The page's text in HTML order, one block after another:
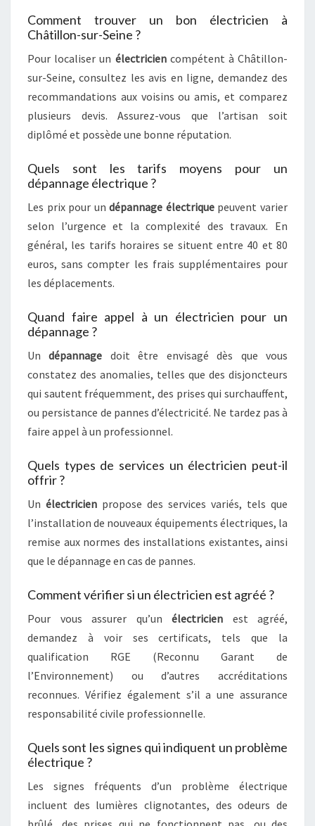
Comment trouver un bon électricien à
Châtillon-sur-Seine ?
Pour localiser un électriciencompétent à Châtillon-
sur-Seine, consultez les avis en ligne, demandez des
recommandations aux voisins ou amis, et comparez
plusieurs devis. Assurez-vous que l’artisan soit
diplômé et possède une bonne réputation.
Quels sont les tarifs moyens pour un
dépannage électrique ?
Les prix pour undépannage électriquepeuvent varier
selon l’urgence et la complexité des travaux. En
général, les tarifs horaires se situent entre 40 et 80
euros, sans compter les frais supplémentaires pour
les déplacements.
Quand faire appel à un électricien pour un
dépannage ?
Undépannage doit être envisagé dès que vous
constatez des anomalies, telles que des disjoncteurs
qui sautent fréquemment, des prises qui surchauffent,
ou persistance de pannes d’électricité. Ne tardez pas à
faire appel à un professionnel.
Quels types de services un électricien peut-il
offrir ?
Un électricien propose des services variés, tels que
l’installation de nouveaux équipements électriques, la
remise aux normes des installations existantes, ainsi
que le dépannage en cas de pannes.
Comment vérifier si un électricien est agréé ?
Pour vous assurer qu’un électricien est agréé,
demandez à voir ses certificats, tels que la
qualification RGE (Reconnu Garant de
l’Environnement) ou d’autres accréditations
reconnues. Vérifiez également s’il a une assurance
responsabilité civile professionnelle.
Quels sont les signes qui indiquent un problème
électrique ?
Les signes fréquents d’un problème électrique
incluent des lumières clignotantes, des odeurs de